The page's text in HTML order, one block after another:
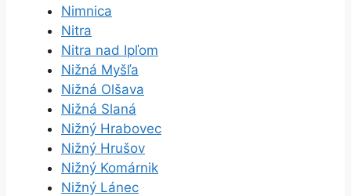
Nimnica
Nitra
Nitra nad Ipľom
Nižná Myšľa
Nižná Olšava
Nižná Slaná
Nižný Hrabovec
Nižný Hrušov
Nižný Komárnik
Nižný Lánec